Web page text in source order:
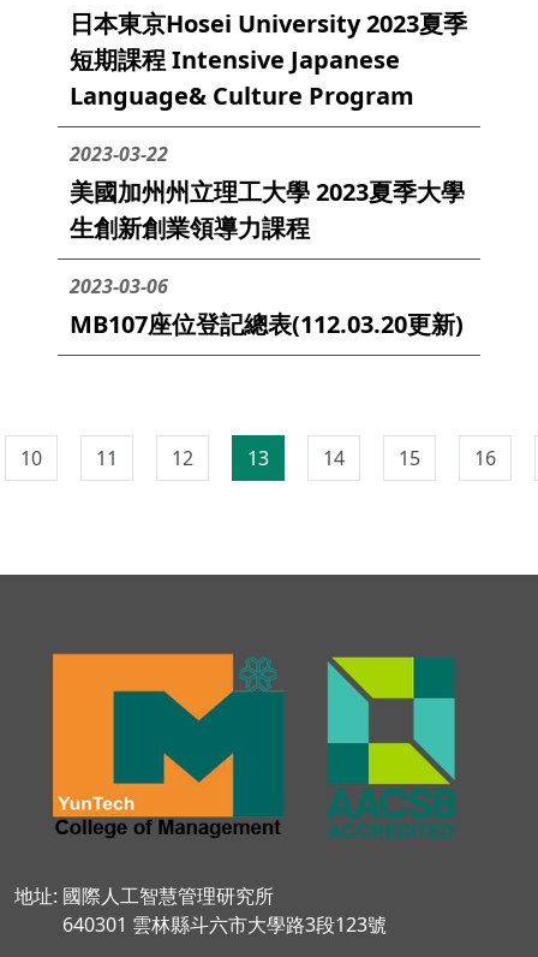
日本東京Hosei University 2023夏季
短期課程 Intensive Japanese
Language& Culture Program
2023-03-22
美國加州州立理工大學 2023夏季大學
生創新創業領導力課程
2023-03-06
MB107座位登記總表(112.03.20更新)
10 11 12 13 14 15 16
地址: 國際人工智慧管理研究所
640301 雲林縣斗六市大學路3段123號